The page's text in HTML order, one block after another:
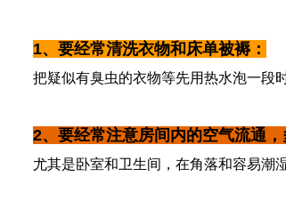
1、要经常清洗衣物和床单被褥：
把疑似有臭虫的衣物等先用热水泡一段
2、要经常注意房间内的空气流通，
尤其是卧室和卫生间，在角落和容易潮